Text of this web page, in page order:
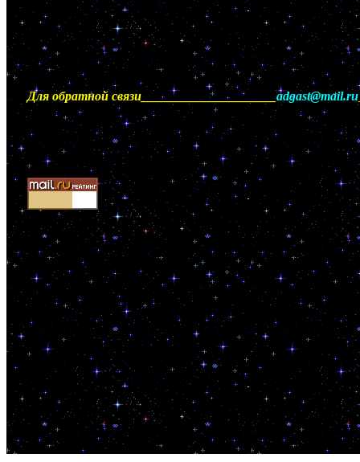
Для обратной связи_____________________ adgast@mail.ru